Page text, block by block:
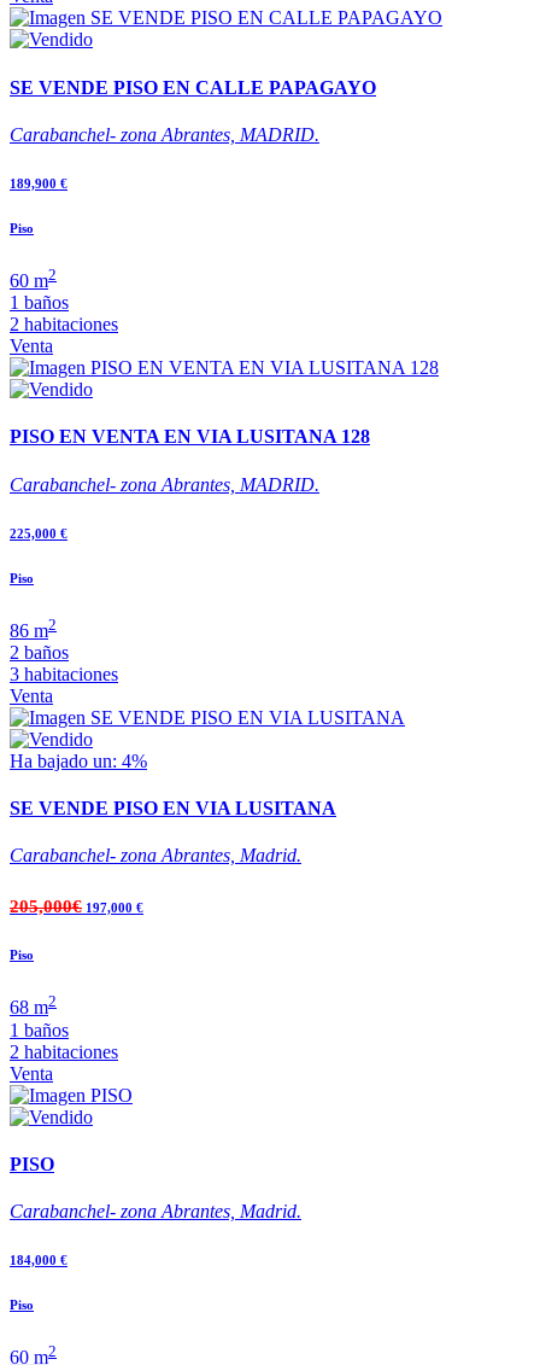
SE VENDE PISO EN CALLE PAPAGAYO
Carabanchel- zona Abrantes, MADRID.
189,900 €
Piso
60 m2
1 baños
2 habitaciones
Venta
PISO EN VENTA EN VIA LUSITANA 128
Carabanchel- zona Abrantes, MADRID.
225,000 €
Piso
86 m2
2 baños
3 habitaciones
Venta
Ha bajado un: 4%
SE VENDE PISO EN VIA LUSITANA
Carabanchel- zona Abrantes, Madrid.
205,000€ 197,000 €
Piso
68 m2
1 baños
2 habitaciones
Venta
PISO
Carabanchel- zona Abrantes, Madrid.
184,000 €
Piso
60 m2